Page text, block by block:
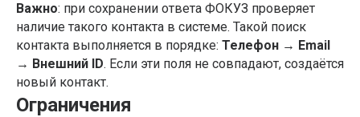
Важно: при сохранении ответа ФОКУЗ проверяет
наличие такого контакта в системе. Такой поиск
контакта выполняется в порядке: Телефон → Email
→ Внешний ID. Если эти поля не совпадают, создаётся
новый контакт.
Ограничения